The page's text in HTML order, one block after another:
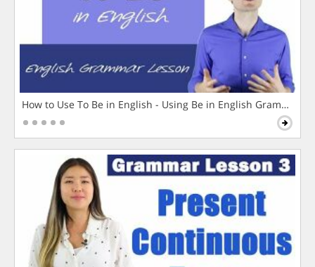
How to Use To Be in English - Using Be in English Grammar